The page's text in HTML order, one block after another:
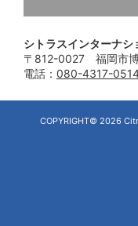
シトラスインターナシ
〒812-0027 福岡市
電話： 080-4317-
COPYRIGHT© 2026